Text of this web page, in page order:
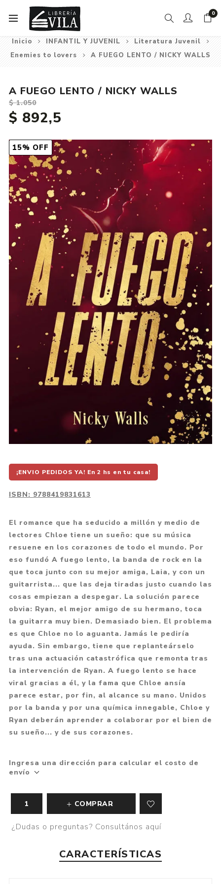
0
Inicio INFANTIL Y JUVENIL
Literatura Juvenil
Enemies to lovers
A FUEGO LENTO / NICKY WALLS
15% OFF
A FUEGO LENTO / NICKY WALLS
$ 1.050
$ 892,5
¡ENVIO PEDIDOS YA! En 2 hs en tu casa!
ISBN: 9788419831613
El romance que ha seducido a millón y medio de
lectores Chloe tiene un sueño: que su música
resuene en los corazones de todo el mundo. Por
eso fundó A fuego lento, la banda de rock en la
que toca junto con su mejor amiga, Laia, y con un
guitarrista... que las deja tiradas justo cuando las
cosas empiezan a despegar. La solución parece
obvia: Ryan, el mejor amigo de su hermano, toca
la guitarra muy bien. Demasiado bien. El problema
es que Chloe no lo aguanta. Jamás le pediría
ayuda. Sin embargo, tiene que replanteárselo
tras una actuación catastrófica que remonta tras
la intervención de Ryan. A fuego lento se hace
viral gracias a él, y la fama que Chloe ansía
parece estar, por fin, al alcance su mano. Unidos
por la banda y por una química innegable, Chloe y
Ryan deberán aprender a colaborar por el bien de
su sueño... y de sus corazones.
Ingresa una dirección para calcular el costo de
envío
COMPRAR
¿Dudas o preguntas? Consultános aquí
CARACTERÍSTICAS